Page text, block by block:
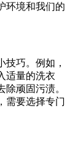
环境和我们的
巧。例如，
适量的洗衣
顽固污渍。
需要选择专门